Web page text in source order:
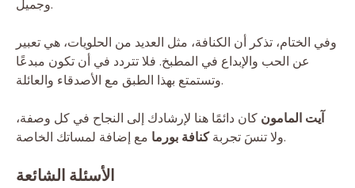
وجميل.
وفي الختام، تذكر أن الكنافة، مثل العديد من الحلويات، هي تعبير
عن الحب والإبداع في المطبخ. فلا تتردد في أن تكون مبدعًا
وتستمتع بهذا الطبق مع الأصدقاء والعائلة.
آيت المامون كان دائمًا هنا لإرشادك إلى النجاح في كل وصفة،
ولا تنسَ تجربةكنافة بورما مع إضافة لمساتك الخاصة.
الأسئلة الشائعة